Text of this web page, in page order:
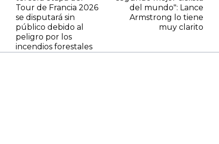
Tour de Francia 2026
se disputará sin
público debido al
peligro por los
incendios forestales
del mundo": Lance
Armstrong lo tiene
muy clarito